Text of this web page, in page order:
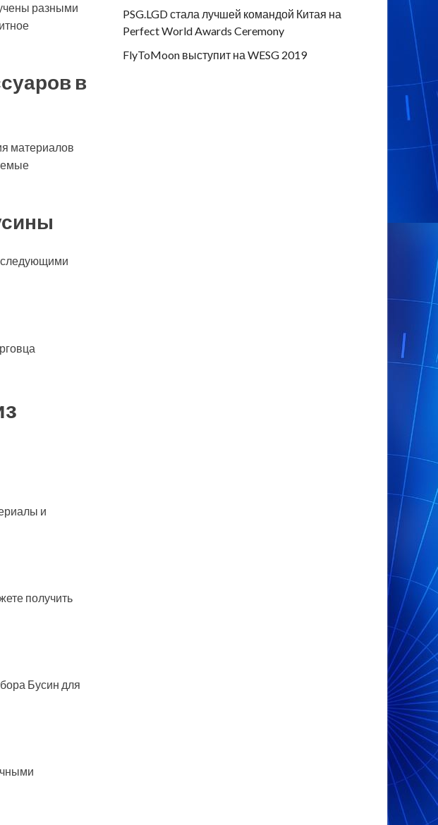
разными
в
материалов
следующими
и
получить
Бусин для
PSG.LGD стала лучшей командой Китая на
Perfect World Awards Ceremony
FlyToMoon выступит на WESG 2019